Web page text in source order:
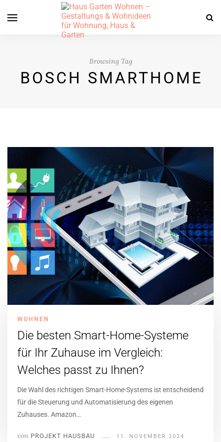
Browsing Tag
BOSCH SMARTHOME
WOHNEN
Die besten Smart-Home-Systeme
für Ihr Zuhause im Vergleich:
Welches passt zu Ihnen?
Die Wahl des richtigen Smart-Home-Systems ist entscheidend
für die Steuerung und Automatisierung des eigenen
Zuhauses. Amazon…
von PROJEKT HAUSBAU 11. NOVEMBER 2024